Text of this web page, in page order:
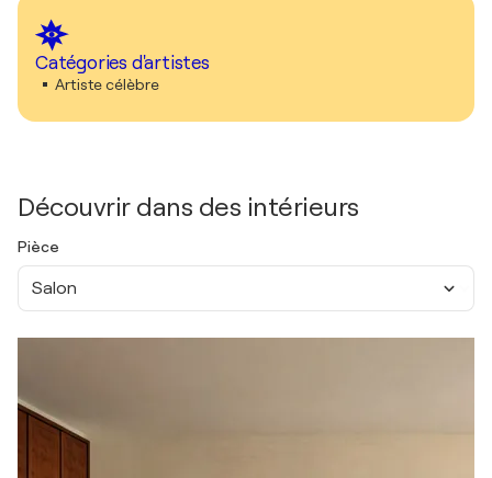
Catégories d'artistes
Artiste célèbre
Découvrir dans des intérieurs
Pièce
Salon